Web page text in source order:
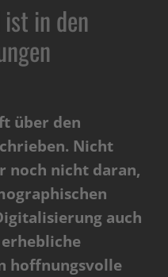
in den
über den
Nicht
noch nicht daran,
auch
hoffnungsvolle